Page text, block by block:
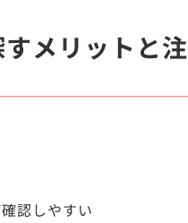
メリットと
認しやすい